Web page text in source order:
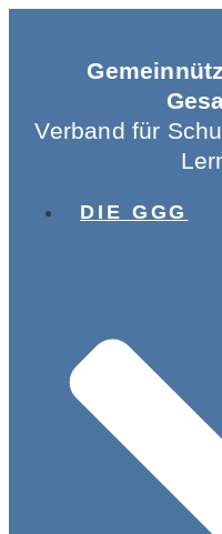
Verband für
DIE GGG